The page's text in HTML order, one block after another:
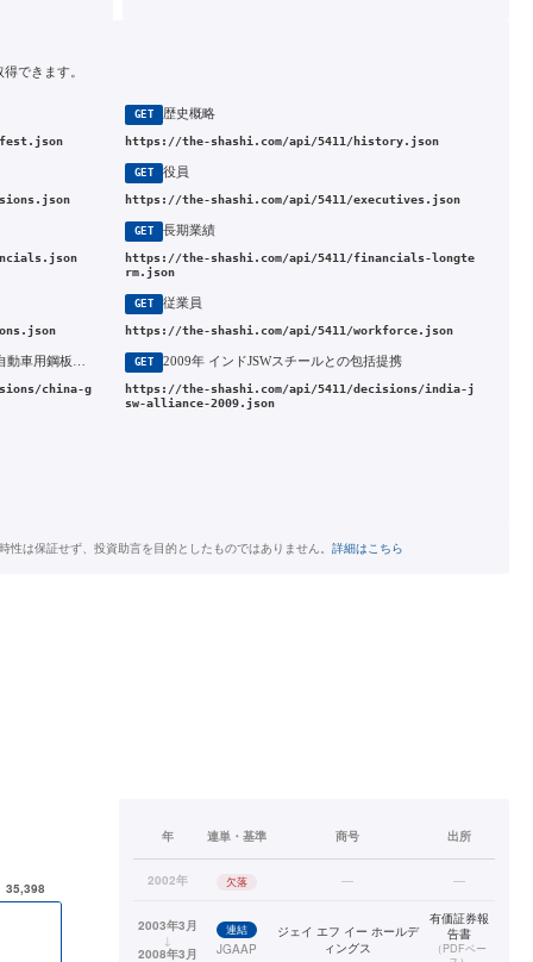
できます。
GET 歴史概略
https://the-shashi.com/api/5411/history.json
GET 役員
https://the-shashi.com/api/5411/executives.json
GET 長期業績
https://the-shashi.com/api/5411/financials-longte
rm.json
GET 従業員
https://the-shashi.com/api/5411/workforce.json
china-g
GET 2009年 インドJSWスチールとの包括提携
https://the-shashi.com/api/5411/decisions/india-j
sw-alliance-2009.json
性は保証せず、投資助言を目的としたものではありません。 詳細はこちら
年 連単・基準 商号 出所
2002年 欠落 — —
2003年3月
↓
2008年3月
連結
JGAAP
ジェイ エフ イー ホールデ
ィングス
有価証券報
告書
（PDFベー